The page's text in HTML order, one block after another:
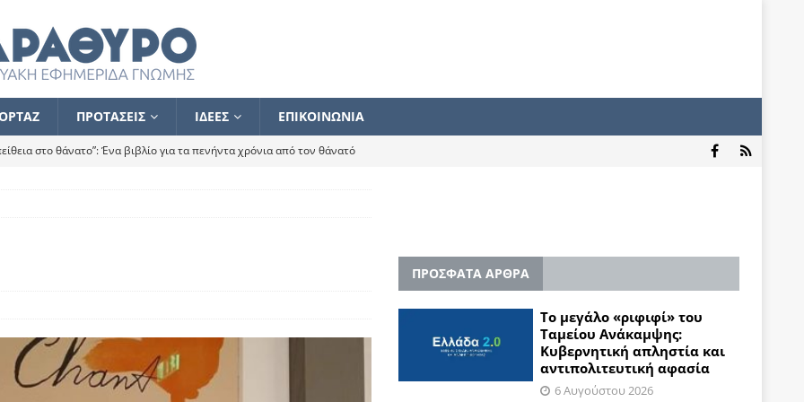
ΠΡΟΤΑΣΕΙΣ ΙΔΕΕΣ ΕΠΙΚΟΙΝΩΝΙΑ
στο θάνατο”: Ένα βιβλίο για τα πενήντα χρόνια από τον θάνατό
ποιος κοροϊδεύει ποιον Αλέξη
ΠΡΟΣΩΠΟΓΡΑΦΙΕΣ
ΑΝΑΓΝΩΣΕΙΣ
ΠΡΟΣΦΑΤΑ ΑΡΘΡΑ
Το μεγάλο «ριφιφί» του
Ταμείου Ανάκαμψης:
Κυβερνητική απληστία και
αντιπολιτευτική αφασία
6 Αυγούστου 2026